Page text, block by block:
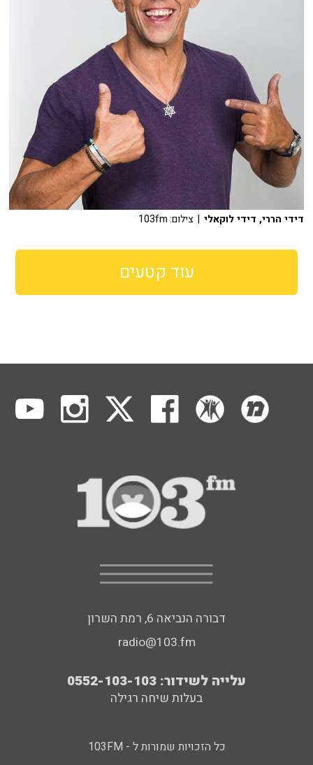
דידי הררי, דידי לוקאלי | צילום: 103fm
עוד קטעים
דבורה הנביאה 6, רמת השרון
radio@103.fm
עלייה לשידור: 0552-103-103
בעלות שיחה רגילה
כל הזכויות שמורות ל - 103FM